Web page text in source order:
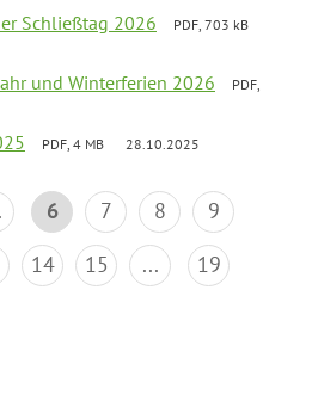
Schließtag 2026
PDF, 703 kB
und Winterferien 2026
PDF,
PDF, 4 MB 28.10.2025
6 7 8
9
14 15 ... 19